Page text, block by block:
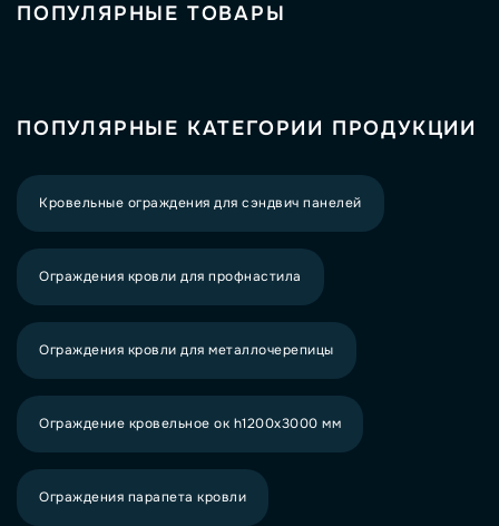
ПОПУЛЯРНЫЕ ТОВАРЫ
ПОПУЛЯРНЫЕ КАТЕГОРИИ ПРОДУКЦИИ
Кровельные ограждения для сэндвич панелей
Ограждения кровли для профнастила
Ограждения кровли для металлочерепицы
Ограждение кровельное ок h1200х3000 мм
Ограждения парапета кровли